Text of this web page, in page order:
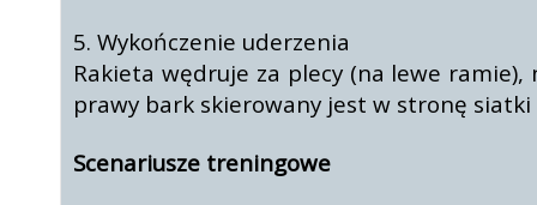
5. Wykończenie uderzenia
Rakieta wędruje za plecy (na lewe ramie),
prawy bark skierowany jest w stronę siatki
Scenariusze treningowe